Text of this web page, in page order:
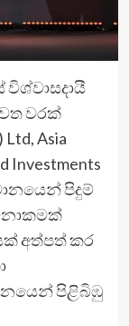
විශ්වාසදායී
වරක්
Asia
Investments
පිදුම්
අත්පත් කර
පිළිබිඹු